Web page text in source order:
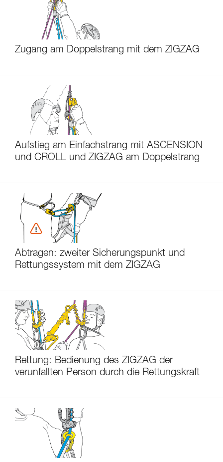
Zugang am Doppelstrang mit dem ZIGZAG
Aufstieg am Einfachstrang mit ASCENSION
und CROLL und ZIGZAG am Doppelstrang
Abtragen: zweiter Sicherungspunkt und
Rettungssystem mit dem ZIGZAG
Rettung: Bedienung des ZIGZAG der
verunfallten Person durch die Rettungskraft